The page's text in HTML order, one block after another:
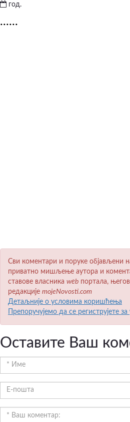
год.
......
Сви коментари и поруке објављени
приватно мишљење аутора и
ставове власника wеb портала,
редакције mojeNovosti.com
Детаљније о условима коришћења
Препоручујемо да се региструјете
Оставите Ваш